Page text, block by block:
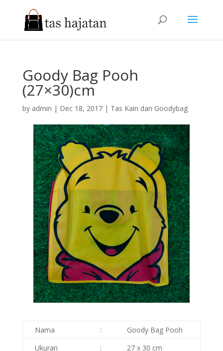
Goody Bag Pooh
(27×30)cm
by admin | Dec 18, 2017| Tas Kain dan Goodybag
Nama :
Goody Bag Pooh
Ukuran
:
27 x 30 cm